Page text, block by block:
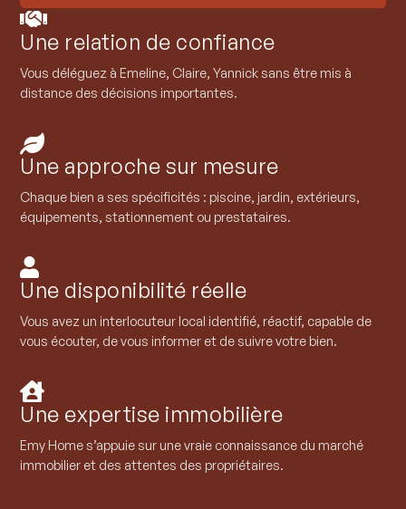

Une relation de confiance
Vous déléguez à Emeline, Claire, Yannick sans être mis à
distance des décisions importantes.

Une approche sur mesure
Chaque bien a ses spécificités : piscine, jardin, extérieurs,
équipements, stationnement ou prestataires.

Une disponibilité réelle
Vous avez un interlocuteur local identifié, réactif, capable de
vous écouter, de vous informer et de suivre votre bien.

Une expertise immobilière
Emy Home s’appuie sur une vraie connaissance du marché
immobilier et des attentes des propriétaires.